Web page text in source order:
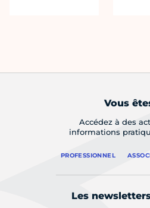
Vous
Accédez à des
informations
PROFESSIONNEL
Les